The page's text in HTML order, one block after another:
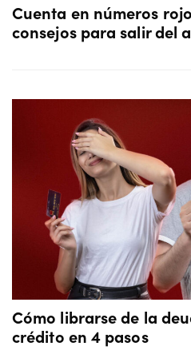
Cuenta en números
consejos para salir del
Cómo librarse de la
crédito en 4 pasos